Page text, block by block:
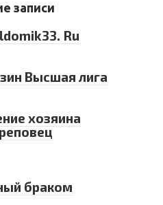
записи
Ru
Высшая лига
хозяина
браком